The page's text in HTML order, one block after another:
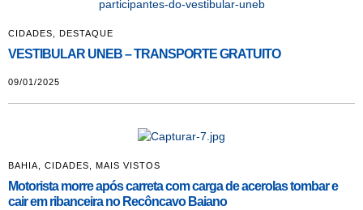
CIDADES DESTAQUE
VESTIBULAR UNEB – TRANSPORTE GRATUITO
09/01/2025
BAHIA, CIDADES, MAIS VISTOS
Motorista morre após carreta com carga de acerolas tombar e
cair em ribanceira no Recôncavo Baiano